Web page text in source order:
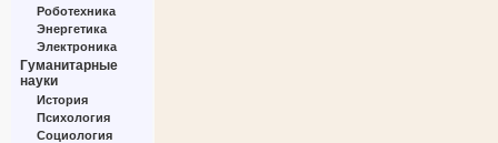
Роботехника
Энергетика
Электроника
Гуманитарные
науки
История
Психология
Социология